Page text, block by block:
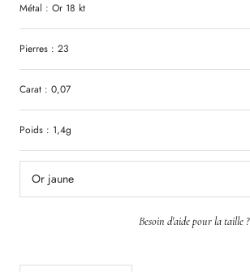
Métal : Or 18 kt
Pierres : 23
Carat : 0,07
Poids : 1,4g
Or jaune
Besoin d'aide pour la taille ?